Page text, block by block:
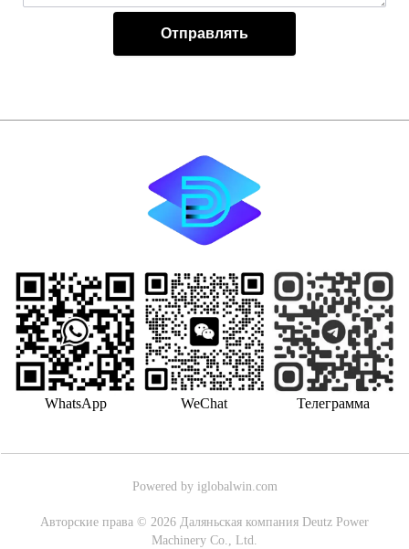
Отправлять
WhatsApp WeChat Телеграмма
Powered by iglobalwin.com
Авторские права © 2026 Даляньская компания Deutz Power
Machinery Co., Ltd.